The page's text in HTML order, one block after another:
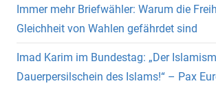
Immer mehr Briefwähler: Warum die
Gleichheit von Wahlen gefährdet sind
Imad Karim im Bundestag: „Der
Dauerpersilschein des Islams!“ – Pax